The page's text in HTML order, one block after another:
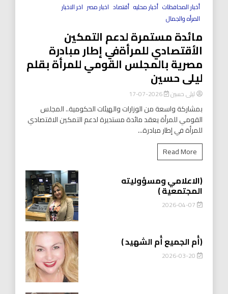
أخبار المحافظات أخبار محليه أقتصاد اخبار مصر اخر الاخبار
المرأه والجمال
مائدة مستمرة لدعم التمكين
الأقتصادي للمرأةفي إطار مبادرة
مصرية بالمجلس القومي للمرأة بقلم
ليلى حسين
ليلى حسين 2026-07-17
بمشاركة واسعة من الوزارات والهيئات الحكومية.. المجلس
القومي للمرأة يعقد مائدة مستديرة لدعم التمكين الاقتصادي
للمرأة في إطار مبادرة...
Read More
(الاعلامي ومسؤوليته
المجتمعية )
2026-04-07
(أُم الجميع أُم الشهيد )
2026-03-20